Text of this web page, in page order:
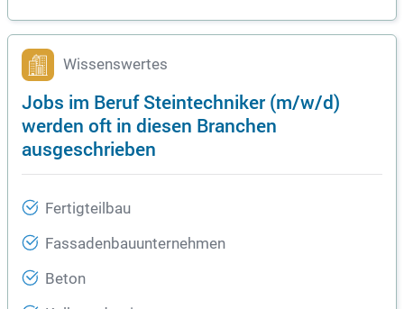
Wissenswertes
Jobs im Beruf Steintechniker (m/w/d)
werden oft in diesen Branchen
ausgeschrieben
Fertigteilbau
Fassadenbauunternehmen
Beton